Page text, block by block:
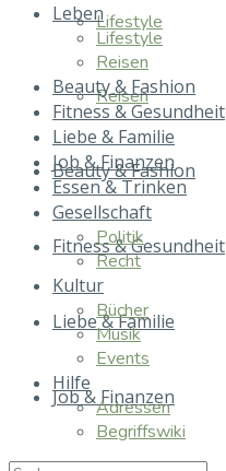
Lifestyle
Reisen
Beauty & Fashion
Fitness & Gesundheit
Liebe & Familie
Job & Finanzen
Leben
Lifestyle
Reisen
Beauty & Fashion
Fitness & Gesundheit
Liebe & Familie
Job & Finanzen
Essen & Trinken
Gesellschaft
Politik
Recht
Kultur
Bücher
Musik
Events
Hilfe
Adressen
Begriffswiki